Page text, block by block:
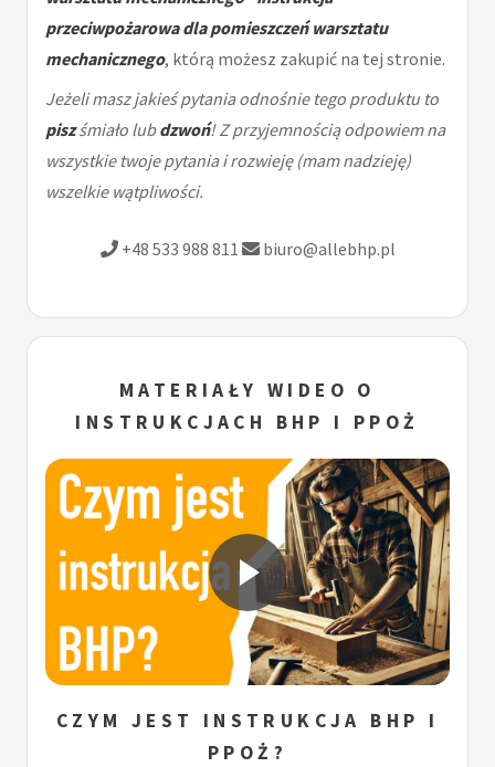
przeciwpożarowa dla pomieszczeń warsztatu
mechanicznego, którą możesz zakupić na tej stronie.
Jeżeli masz jakieś pytania odnośnie tego produktu to
piszśmiało lubdzwoń! Z przyjemnością odpowiem na
wszystkie twoje pytania i rozwieję (mam nadzieję)
wszelkie wątpliwości.
+48 533 988 811 biuro@allebhp.pl
MATERIAŁY WIDEO O
INSTRUKCJACH BHP I PPOŻ
CZYM JEST INSTRUKCJA BHP I
PPOŻ?